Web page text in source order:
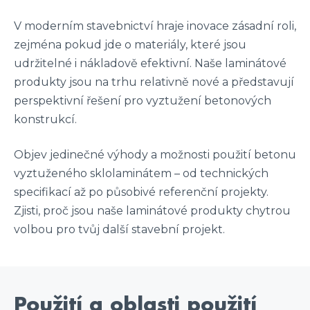
V moderním stavebnictví hraje inovace zásadní roli,
zejména pokud jde o materiály, které jsou
udržitelné i nákladově efektivní. Naše laminátové
produkty jsou na trhu relativně nové a představují
perspektivní řešení pro vyztužení betonových
konstrukcí.
Objev jedinečné výhody a možnosti použití betonu
vyztuženého sklolaminátem – od technických
specifikací až po působivé referenční projekty.
Zjisti, proč jsou naše laminátové produkty chytrou
volbou pro tvůj další stavební projekt.
Použití a oblasti použití